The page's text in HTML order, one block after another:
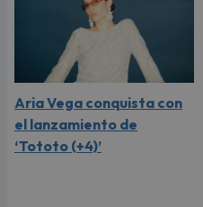
Aria Vega conquista con
el lanzamiento de
‘Tototo (+4)’